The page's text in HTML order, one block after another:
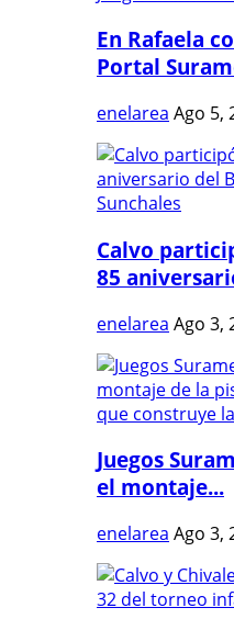
En Rafaela
Portal
enelarea Ago 5,
Calvo
85
enelarea Ago 3,
Juegos
el montaje...
enelarea Ago 3,